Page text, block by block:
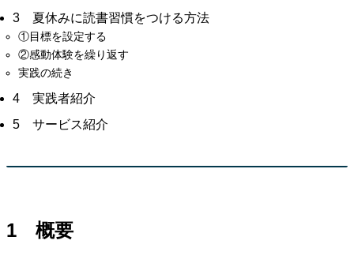
3 夏休みに読書習慣をつける方法
①目標を設定する
②感動体験を繰り返す
実践の続き
4 実践者紹介
5 サービス紹介
1 概要